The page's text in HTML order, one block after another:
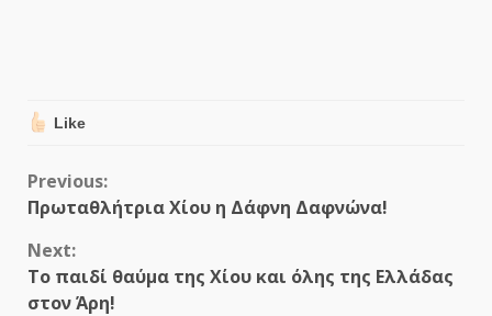
Like
Continue
Reading
Previous:
Πρωταθλήτρια Χίου η Δάφνη Δαφνώνα!
Next:
Το παιδί θαύμα της Χίου και όλης της Ελλάδας
στον Άρη!